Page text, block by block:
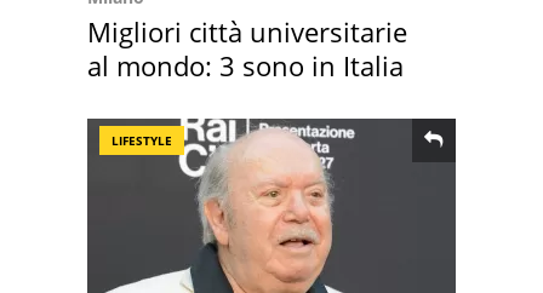
Migliori città universitarie
al mondo: 3 sono in Italia
LIFESTYLE